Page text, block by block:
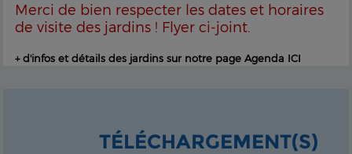
Merci de bien respecter les dates et horaires
de visite des jardins ! Flyer ci-joint.
+ d'infos et détails des jardins sur notre page Agenda ICI
TÉLÉCHARGEMENT(S)